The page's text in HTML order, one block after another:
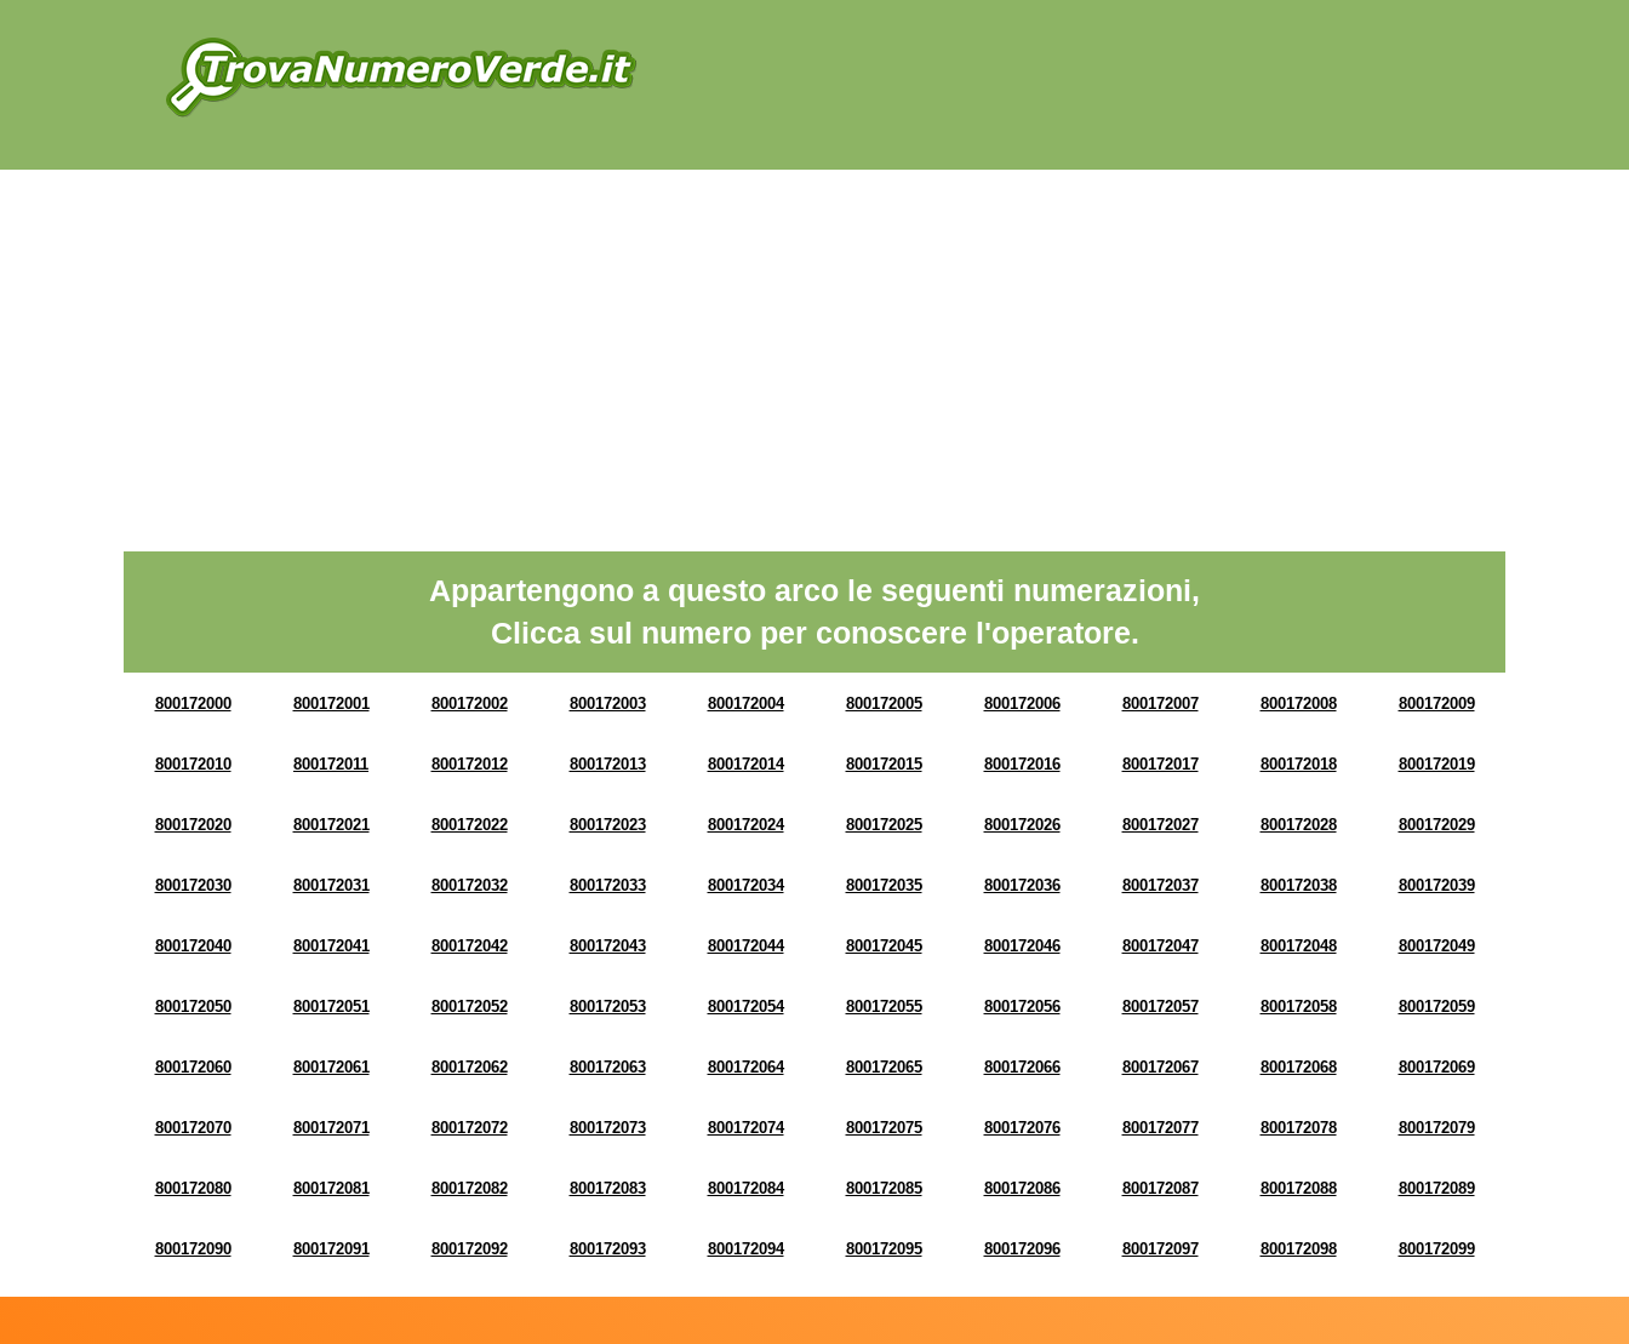
Appartengono a questo arco le seguenti numerazioni,
Clicca sul numero per conoscere l'operatore.
800172000 800172001 800172002 800172003 800172004 800172005 800172006 800172007 800172008 800172009
800172010 800172011 800172012 800172013 800172014 800172015 800172016 800172017 800172018 800172019
800172020 800172021 800172022 800172023 800172024 800172025 800172026 800172027 800172028 800172029
800172030 800172031 800172032 800172033 800172034 800172035 800172036 800172037 800172038 800172039
800172040 800172041 800172042 800172043 800172044 800172045 800172046 800172047 800172048 800172049
800172050 800172051 800172052 800172053 800172054 800172055 800172056 800172057 800172058 800172059
800172060 800172061 800172062 800172063 800172064 800172065 800172066 800172067 800172068 800172069
800172070 800172071 800172072 800172073 800172074 800172075 800172076 800172077 800172078 800172079
800172080 800172081 800172082 800172083 800172084 800172085 800172086 800172087 800172088 800172089
800172090 800172091 800172092 800172093 800172094 800172095 800172096 800172097 800172098 800172099